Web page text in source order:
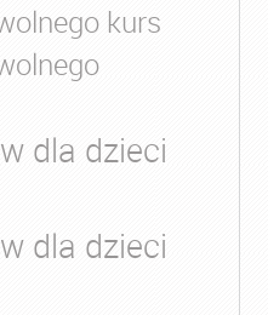
kurs
dla dzieci
dla dzieci